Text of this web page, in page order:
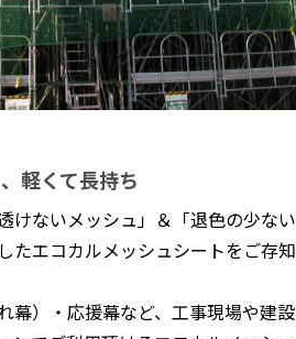
軽くて長持ち
けないメッシュ」＆「退色の少ない
たエコカルメッシュシートをご存知
幕）・応援幕など、工事現場や建設